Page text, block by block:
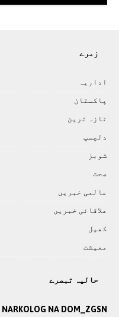
زمرے
اداريہ
پاکستان
تازہ ترين
دلچسپ
شوبز
صحت
عالمی خبريں
علاقائی خبريں
کھيل
معيشت
حالیہ تبصرے
NARKOLOG NA DOM_ZGSN